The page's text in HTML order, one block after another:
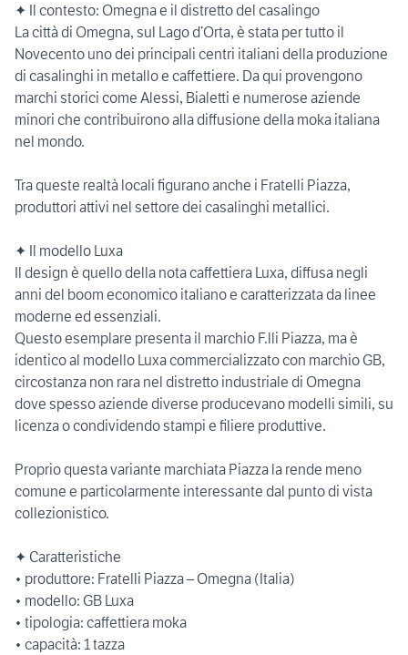
✦ Il contesto: Omegna e il distretto del casalingo
La città di Omegna, sul Lago d’Orta, è stata per tutto il
Novecento uno dei principali centri italiani della produzione
di casalinghi in metallo e caffettiere. Da qui provengono
marchi storici come Alessi, Bialetti e numerose aziende
minori che contribuirono alla diffusione della moka italiana
nel mondo.
Tra queste realtà locali figurano anche i Fratelli Piazza,
produttori attivi nel settore dei casalinghi metallici.
✦ Il modello Luxa
Il design è quello della nota caffettiera Luxa, diffusa negli
anni del boom economico italiano e caratterizzata da linee
moderne ed essenziali.
Questo esemplare presenta il marchio F.lli Piazza, ma è
identico al modello Luxa commercializzato con marchio GB,
circostanza non rara nel distretto industriale di Omegna
dove spesso aziende diverse producevano modelli simili, su
licenza o condividendo stampi e filiere produttive.
Proprio questa variante marchiata Piazza la rende meno
comune e particolarmente interessante dal punto di vista
collezionistico.
✦ Caratteristiche
• produttore: Fratelli Piazza – Omegna (Italia)
• modello: GB Luxa
• tipologia: caffettiera moka
• capacità: 1 tazza